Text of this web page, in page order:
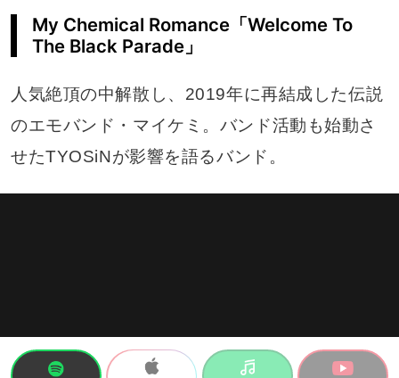
My Chemical Romance「Welcome To
The Black Parade」
人気絶頂の中解散し、2019年に再結成した伝説
のエモバンド・マイケミ。バンド活動も始動さ
せたTYOSiNが影響を語るバンド。